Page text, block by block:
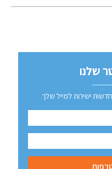
שלנו
ישירות למייל שלך